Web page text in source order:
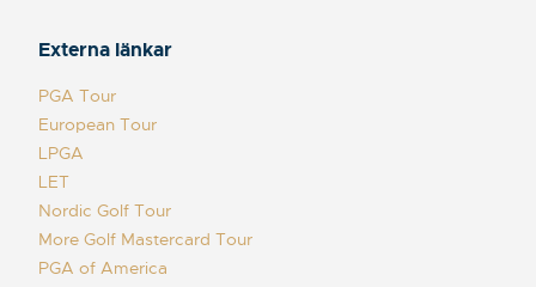
Externa länkar
PGA Tour
European Tour
LPGA
LET
Nordic Golf Tour
More Golf Mastercard Tour
PGA of America